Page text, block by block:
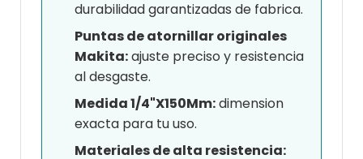
durabilidad garantizadas de fabrica.
Puntas de atornillar originales
Makita:ajuste preciso y resistencia
al desgaste.
Medida 1/4"X150Mm:dimension
exacta para tu uso.
Materiales de alta resistencia: